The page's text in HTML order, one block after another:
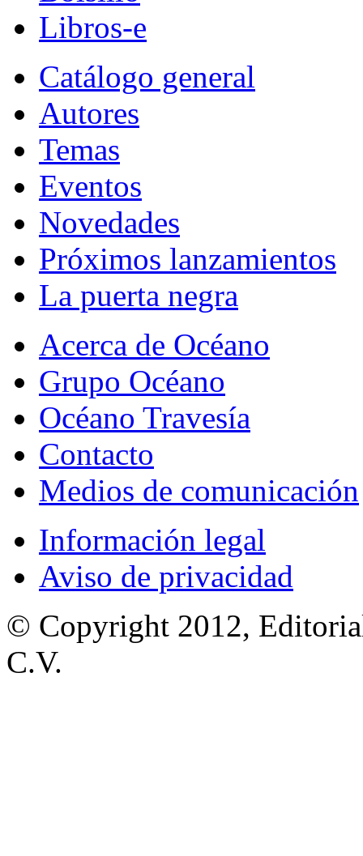
Libros-e
Catálogo general
Autores
Temas
Eventos
Novedades
Próximos lanzamientos
La puerta negra
Acerca de Océano
Grupo Océano
Océano Travesía
Contacto
Medios de comunicación
Información legal
Aviso de privacidad
© Copyright 2012,
C.V.